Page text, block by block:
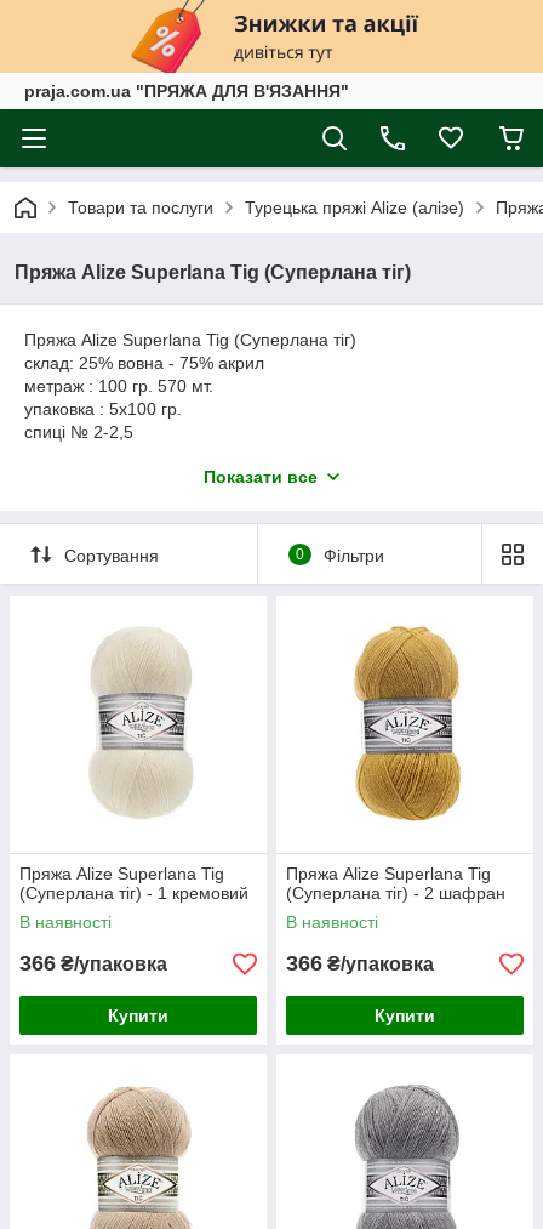
praja.com.ua "ПРЯЖА ДЛЯ В'ЯЗАННЯ"
Товари та послуги Турецька пряжі Alize (алізе)
Пряжа Alize Superlana Tig (Суперлана тіг)
Пряжа Alize Superlana Tig (Суперлана тіг)
склад: 25% вовна - 75% акрил
метраж : 100 гр. 570 мт.
упаковка : 5x100 гр.
спиці № 2-2,5
Пряжа Alize Superlana Tig - класична пряжа, яка має у
приємна на дотик пряжа, підійде для в'язання ажурних,
легких виробів. З Алізе Суперлана тіг можна зв'язати
жилетку, светра, шапку, шарф та інших осінньо-зимових
Показати все
Сортування 0 Фільтри
Пряжа Alize Superlana Tig
(Суперлана тіг) - 1 кремовий
В наявності
366 ₴/упаковка
Купити
Пряжа Alize Superlana Tig
(Суперлана тіг) - 2 шафран
В наявності
366 ₴/упаковка
Купити